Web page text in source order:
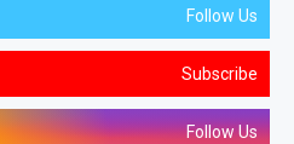
Follow Us
Subscribe
Follow Us